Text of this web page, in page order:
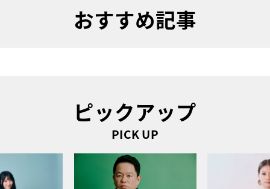
おすすめ記事
ピックアップ
PICK UP